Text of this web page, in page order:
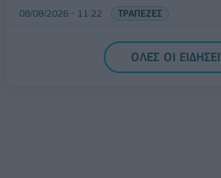
08/08/2026 - 11:22 ΤΡΑΠΕΖΕΣ
5G παντού, 6G στον ορίζοντα: Πού
Ελλάδα στη μεγάλη τεχνολογική
ΟΛΕΣ ΟΙ